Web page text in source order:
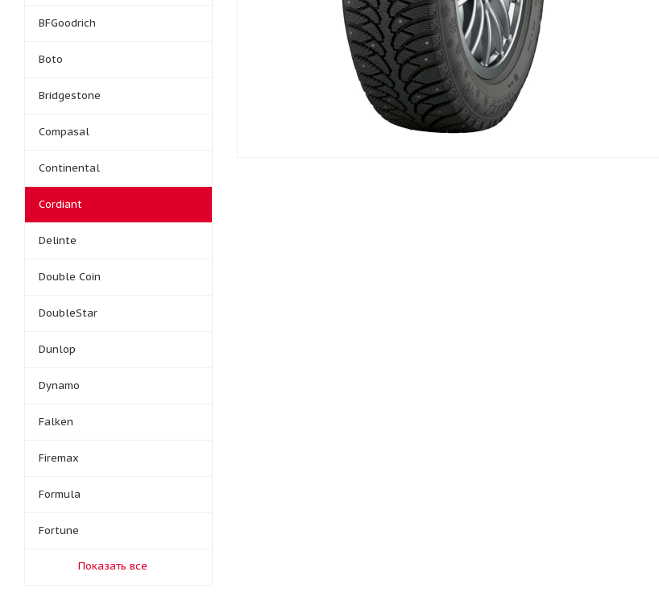
BFGoodrich
Boto
Bridgestone
Compasal
Continental
Cordiant
Delinte
Double Coin
DoubleStar
Dunlop
Dynamo
Falken
Firemax
Formula
Fortune
Показать все